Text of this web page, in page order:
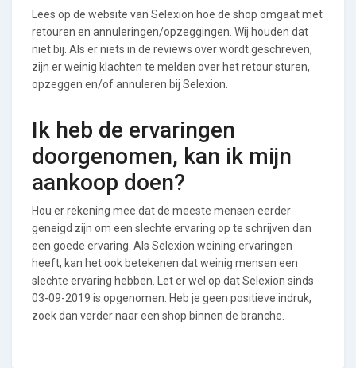
Lees op de website van Selexion hoe de shop omgaat met
retouren en annuleringen/opzeggingen. Wij houden dat
niet bij. Als er niets in de reviews over wordt geschreven,
zijn er weinig klachten te melden over het retour sturen,
opzeggen en/of annuleren bij Selexion.
Ik heb de ervaringen
doorgenomen, kan ik mijn
aankoop doen?
Hou er rekening mee dat de meeste mensen eerder
geneigd zijn om een slechte ervaring op te schrijven dan
een goede ervaring. Als Selexion weining ervaringen
heeft, kan het ook betekenen dat weinig mensen een
slechte ervaring hebben. Let er wel op dat Selexion sinds
03-09-2019 is opgenomen. Heb je geen positieve indruk,
zoek dan verder naar een shop binnen de branche.